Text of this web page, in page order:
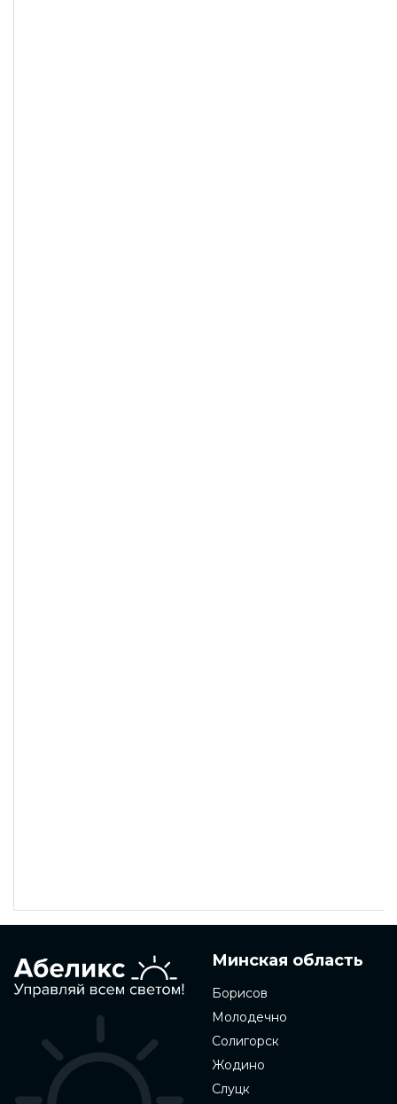
Минская область
Борисов
Молодечно
Солигорск
Жодино
Слуцк